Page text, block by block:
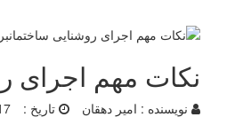
نکات مهم اجرای
نویسنده : امیر دهقان تاریخ :